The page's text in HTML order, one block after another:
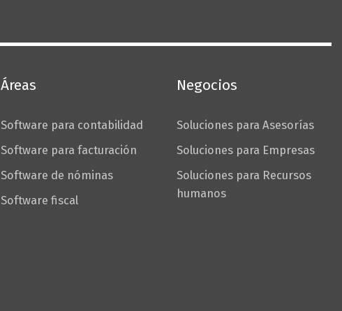
Áreas
Software para contabilidad
Software para facturación
Software de nóminas
Software fiscal
Negocios
Soluciones para Asesorías
Soluciones para Empresas
Soluciones para Recursos
humanos